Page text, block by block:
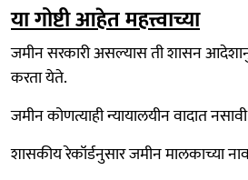
या गोष्टी आहेत महत्त्वाच्या
जमीन सरकारी असल्यास ती शासन
करता येते.
जमीन कोणत्याही न्यायालयीन वादात
शासकीय रेकॉर्डनुसार जमीन मालकाच्या